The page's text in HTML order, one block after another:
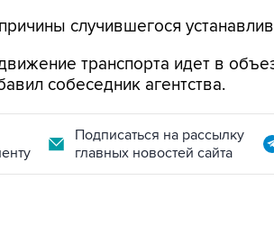
случившегося
транспорта идет в
собеседник агентства.
Подписаться на рассылку
главных новостей сайта